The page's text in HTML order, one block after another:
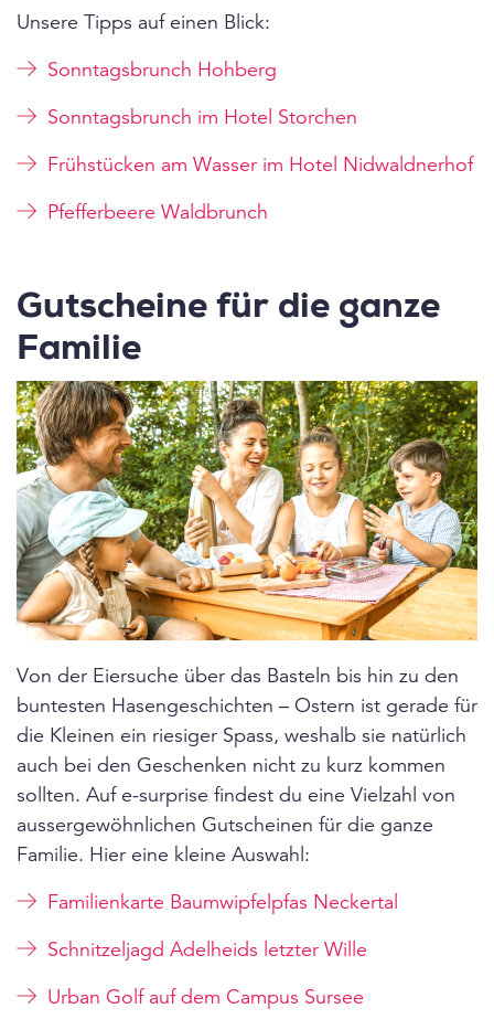
Unsere Tipps auf einen Blick:
Sonntagsbrunch Hohberg
Sonntagsbrunch im Hotel Storchen
Frühstücken am Wasser im Hotel Nidwaldnerhof
Pfefferbeere Waldbrunch
Gutscheine für die ganze
Familie
Von der Eiersuche über das Basteln bis hin zu den
buntesten Hasengeschichten – Ostern ist gerade für
die Kleinen ein riesiger Spass, weshalb sie natürlich
auch bei den Geschenken nicht zu kurz kommen
sollten. Auf e-surprise findest du eine Vielzahl von
aussergewöhnlichen Gutscheinen für die ganze
Familie. Hier eine kleine Auswahl:
Familienkarte Baumwipfelpfas Neckertal
Schnitzeljagd Adelheids letzter Wille
Urban Golf auf dem Campus Sursee